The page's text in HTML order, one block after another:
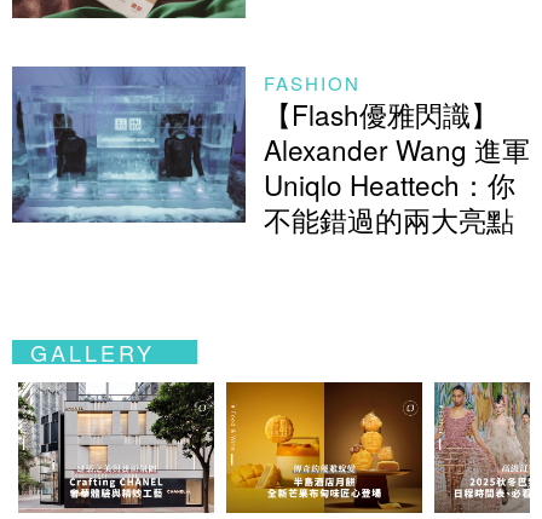
FASHION
【Flash優雅閃識】
Alexander Wang 進軍
Uniqlo Heattech：你
不能錯過的兩大亮點
GALLERY